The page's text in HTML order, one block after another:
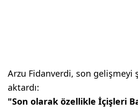
Arzu Fidanverdi, son gelişmeyi
aktardı:
"Son olarak özellikle İçişleri